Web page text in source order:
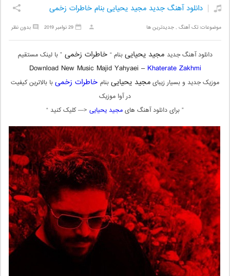
دانلود آهنگ جدید مجید یحیایی بنام خاطرات زخمی
موضوعات:تک آهنگ ,جدیدترین ها بدون نظر 29 نوامبر 2019
دانلود آهنگ جدید مجید یحیاییبنام “ خاطرات زخمی” با لینک مستقیم
Download New Music Majid Yahyaei – Khaterate Zakhmi
موزیک جدید و بسیار زیبایمجید یحیاییبنام خاطرات زخمیبا بالاترین کیفیت
در آوا موزیک
” برای دانلود آهنگ هایمجید یحیایی <— کلیک کنید “